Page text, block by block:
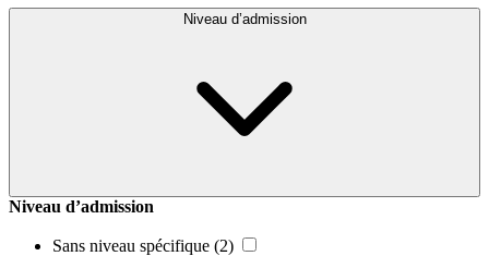
Niveau d’admission
Niveau d’admission
Sans niveau spécifique (2)